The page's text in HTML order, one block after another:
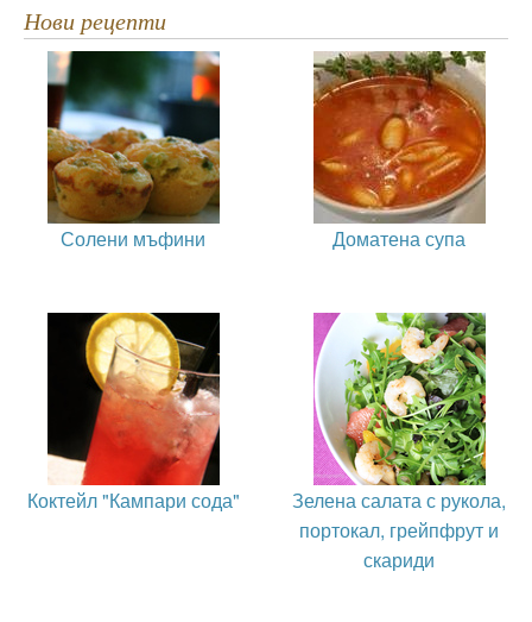
Нови рецепти
Солени мъфини Доматена супа
Коктейл "Кампари сода"
Зелена салата с рукола,
портокал, грейпфрут и
скариди